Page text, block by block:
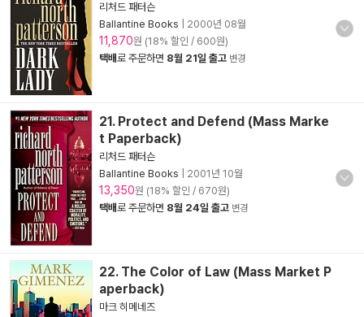
리처드 패터슨
Ballantine Books
2000년 08월
11,870원 (18% 할인 / 600원)
택배로 주문하면 8월 21일 출고 변경
21. Protect and Defend (Mass Marke
t Paperback)
리처드 패터슨
Ballantine Books
2001년 10월
13,350원 (18% 할인 / 670원)
택배로 주문하면 8월 24일 출고 변경
22. The Color of Law (Mass Market P
aperback)
마크 히메네즈